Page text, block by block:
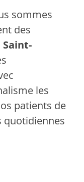
sommes
des
les
patients de
quotidiennes